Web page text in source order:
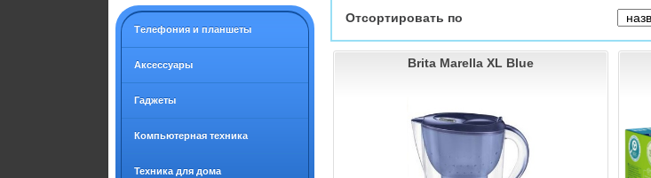
Tелефония и планшеты
Аксессуары
Гаджеты
Компьютерная техника
Техника для дома
Отсортировать по
Brita Marella XL Blue